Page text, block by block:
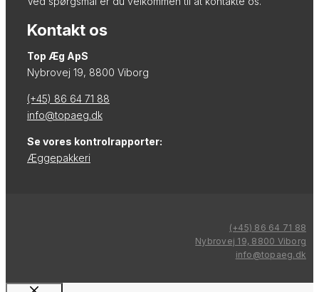
Kontakt os
Top Æg ApS
Nybrovej 19, 8800 Viborg
(+45) 86 64 71 88
info@topaeg.dk
Se vores kontrolrapporter:
Æggepakkeri
(+45) 86 64 71 88
Nybrovej 19, 8800 Viborg
info@topaeg.dk